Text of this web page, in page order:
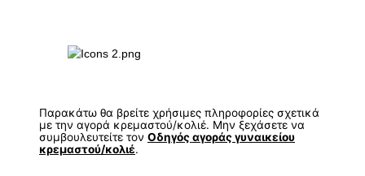
Παρακάτω θα βρείτε χρήσιμες πληροφορίες σχετικά
με την αγορά κρεμαστού/κολιέ. Μην ξεχάσετε να
συμβουλευτείτε τον Οδηγός αγοράς γυναικείου
κρεμαστού/κολιέ.